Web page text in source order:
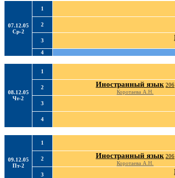
07.12.05
Ср-2
1
2
3
4
08.12.05
Чт-2
1
2
Иностранный язык 206
Коротаева А.Н.
3
4
09.12.05
Пт-2
1
2
Иностранный язык 206
Коротаева А.Н.
3